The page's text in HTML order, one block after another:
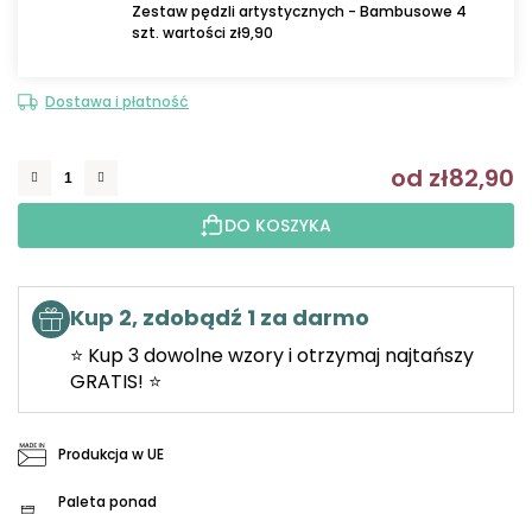
Zestaw pędzli artystycznych - Bambusowe 4
szt. wartości zł9,90
Dostawa i płatność
od zł82,90
DO KOSZYKA
Kup 2, zdobądź 1 za darmo
⭐ Kup 3 dowolne wzory i otrzymaj najtańszy
GRATIS! ⭐
Produkcja w UE
Paleta ponad